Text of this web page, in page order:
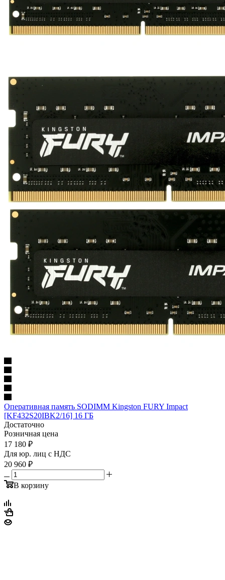
Оперативная память SODIMM Kingston FURY Impact
[KF432S20IBK2/16] 16 ГБ
Достаточно
Розничная цена
17 180 ₽
Для юр. лиц c НДС
20 960 ₽
В корзину